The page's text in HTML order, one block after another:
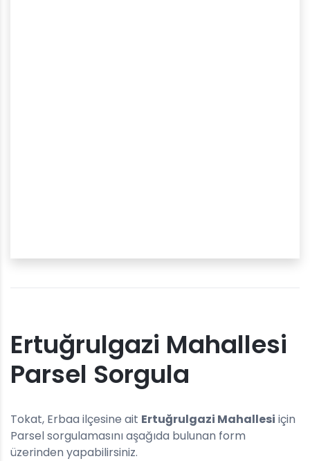
Ertuğrulgazi Mahallesi
Parsel Sorgula
Tokat, Erbaa ilçesine ait Ertuğrulgazi Mahallesi için
Parsel sorgulamasını aşağıda bulunan form
üzerinden yapabilirsiniz.